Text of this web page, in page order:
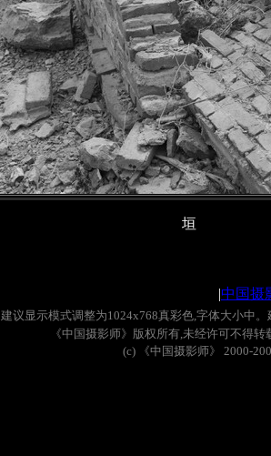
垣
|中国摄
建议显示模式调整为1024x768真彩色,字体大小中。
《中国摄影师》版权所有,未经许可不得转
(c)
《中国摄影师》 2000-200